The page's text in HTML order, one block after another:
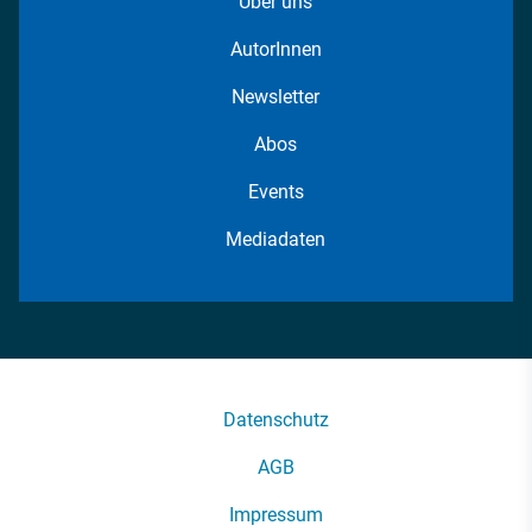
AutorInnen
Newsletter
Abos
Events
Mediadaten
Datenschutz
AGB
Impressum